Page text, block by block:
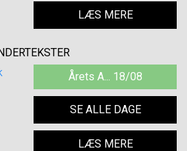
LÆS MERE
Årets A... 18/08
SE ALLE DAGE
LÆS MERE